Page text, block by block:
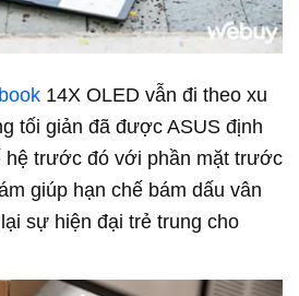
14X OLED vẫn đi theo xu
tối giản đã được ASUS định
hệ trước đó với phần mặt trước
giúp hạn chế bám dấu vân
sự hiện đại trẻ trung cho